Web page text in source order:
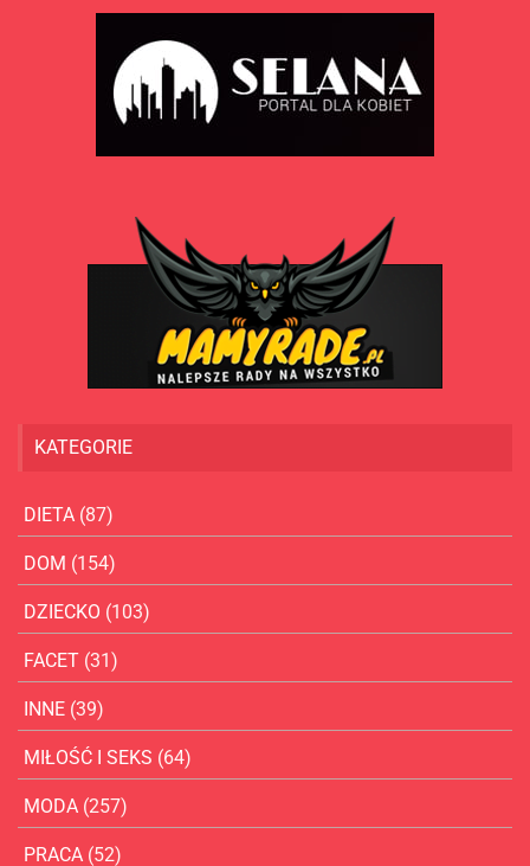
KATEGORIE
DIETA (87)
DOM (154)
DZIECKO (103)
FACET (31)
INNE (39)
MIŁOŚĆ I SEKS (64)
MODA (257)
PRACA (52)